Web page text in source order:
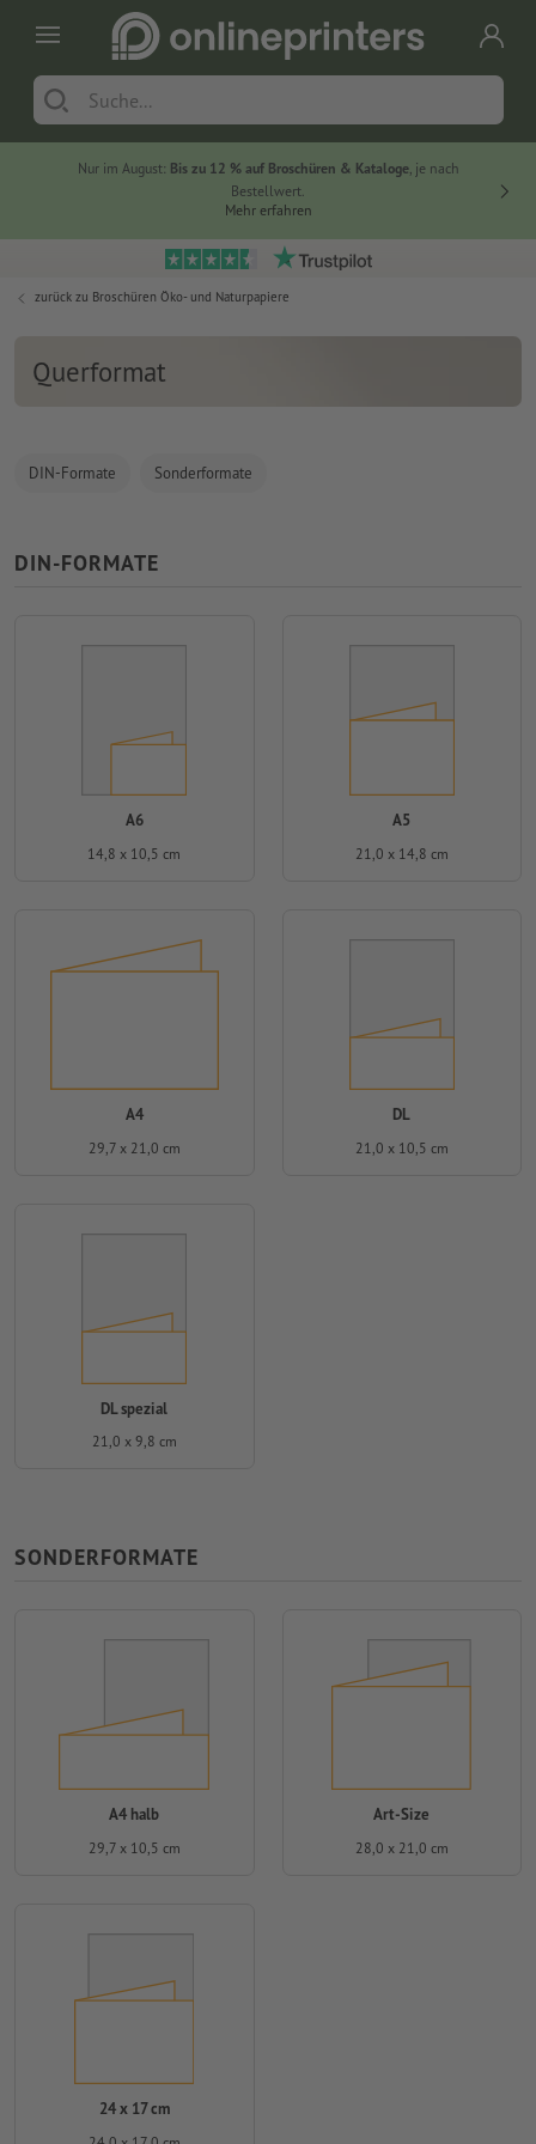
Nur im August: Bis zu 12 % auf Broschüren & Kataloge, je nach
Bestellwert.
Mehr erfahren
zurück zu Broschüren Öko- und Naturpapiere
Querformat
DIN-Formate Sonderformate
DIN-FORMATE
A6
14,8 x 10,5 cm
A5
21,0 x 14,8 cm
A4
29,7 x 21,0 cm
DL
21,0 x 10,5 cm
DL spezial
21,0 x 9,8 cm
SONDERFORMATE
A4 halb
29,7 x 10,5 cm
Art-Size
28,0 x 21,0 cm
24 x 17 cm